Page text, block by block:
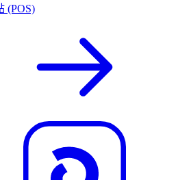
(POS)